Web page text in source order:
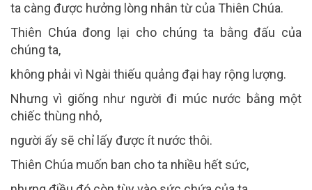
ta càng được hưởng lòng nhân từ của Thiên Chúa.
Thiên Chúa đong lại cho chúng ta bằng đấu của
chúng ta,
không phải vì Ngài thiếu quảng đại hay rộng lượng.
Nhưng vì giống như người đi múc nước bằng một
chiếc thùng nhỏ,
người ấy sẽ chỉ lấy được ít nước thôi.
Thiên Chúa muốn ban cho ta nhiều hết sức,